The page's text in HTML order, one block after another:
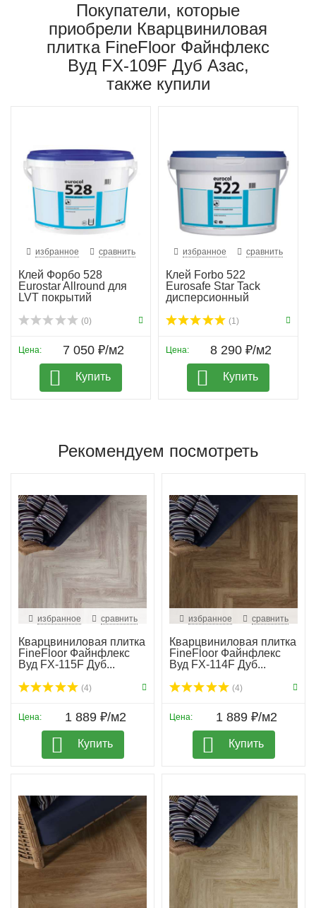
Покупатели, которые
приобрели Кварцвиниловая
плитка FineFloor Файнфлекс
Вуд FX-109F Дуб Азас,
также купили
избранное сравнить
Клей Форбо 528
Eurostar Allround для
LVT покрытий
(0)
Цена: 7 050 ₽/м2
Купить
избранное сравнить
Клей Forbo 522
Eurosafe Star Tack
дисперсионный
(1)
Цена: 8 290 ₽/м2
Купить
Рекомендуем посмотреть
избранное сравнить
Кварцвиниловая плитка
FineFloor Файнфлекс
Вуд FX-115F Дуб...
(4)
Цена: 1 889 ₽/м2
Купить
избранное сравнить
Кварцвиниловая плитка
FineFloor Файнфлекс
Вуд FX-114F Дуб...
(4)
Цена: 1 889 ₽/м2
Купить